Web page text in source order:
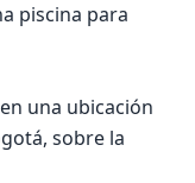
piscina para
una ubicación
sobre la